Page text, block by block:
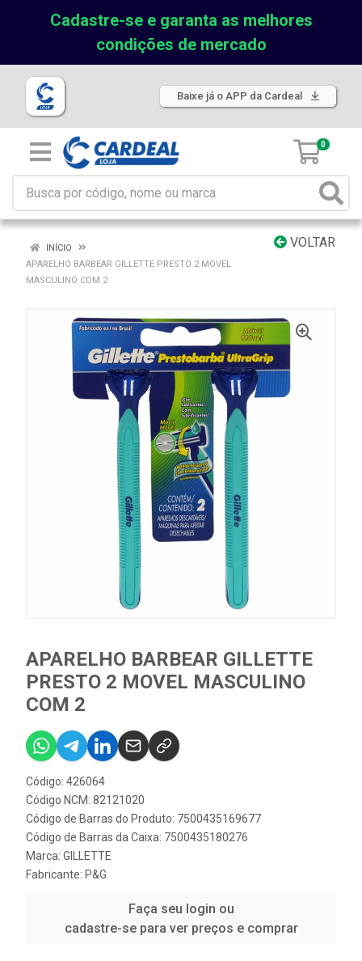
Cadastre-se e garanta as melhores
condições de mercado
Baixe já o APP da Cardeal
0
VOLTAR
INÍCIO
APARELHO BARBEAR GILLETTE PRESTO 2 MOVEL
MASCULINO COM 2
APARELHO BARBEAR GILLETTE
PRESTO 2 MOVEL MASCULINO
COM 2
Código: 426064
Código NCM: 82121020
Código de Barras do Produto: 7500435169677
Código de Barras da Caixa: 7500435180276
Marca: GILLETTE
Fabricante: P&G
Faça seu login ou
cadastre-se para ver preços e comprar